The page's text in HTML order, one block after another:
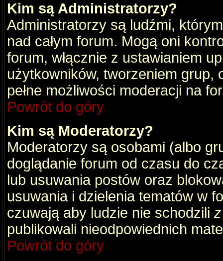
Kim są Administratorzy?
Administratorzy są ludźmi,
nad całym forum. Mogą oni
forum, włącznie z ustawianiem
użytkowników, tworzeniem grup,
pełne możliwości moderacji na
Powrót do góry
Kim są Moderatorzy?
Moderatorzy są osobami (albo
doglądanie forum od czasu do
lub usuwania postów oraz
usuwania i dzielenia tematów w
czuwają aby ludzie nie schodzili
publikowali nieodpowiednich
Powrót do góry